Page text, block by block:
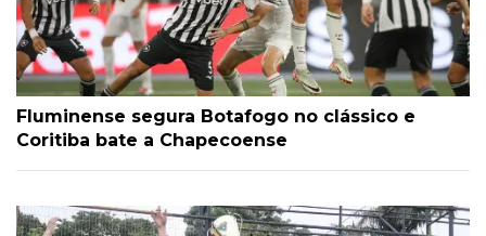
Fluminense segura Botafogo no clássico e
Coritiba bate a Chapecoense